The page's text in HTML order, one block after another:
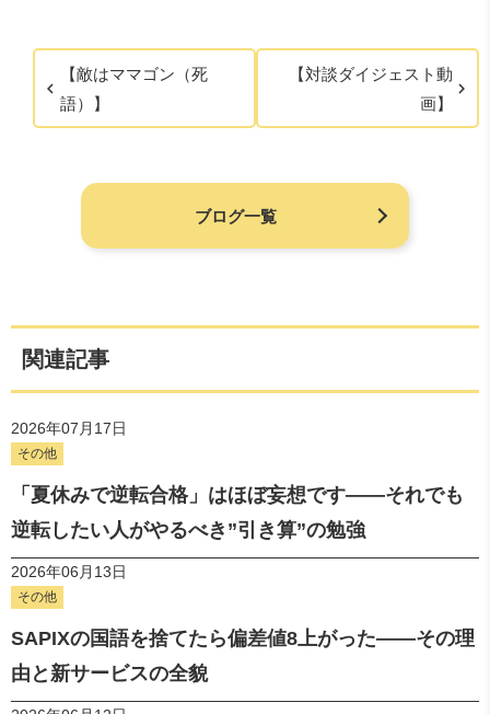
【敵はママゴン（死
語）】
【対談ダイジェスト動
画】
ブログ一覧
関連記事
2026年07月17日
その他
「夏休みで逆転合格」はほぼ妄想です——それでも
逆転したい人がやるべき”引き算”の勉強
2026年06月13日
その他
SAPIXの国語を捨てたら偏差値8上がった――その理
由と新サービスの全貌